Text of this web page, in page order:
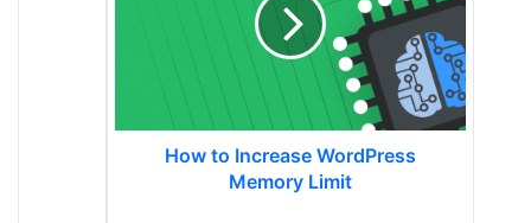
How to Increase WordPress
Memory Limit